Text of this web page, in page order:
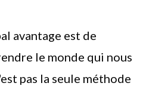
avantage est de
le monde qui nous
pas la seule méthode